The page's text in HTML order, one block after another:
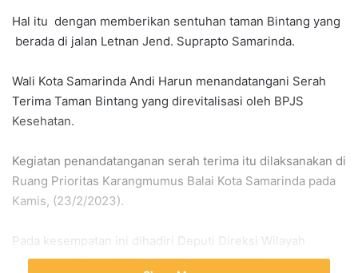
Hal itu dengan memberikan sentuhan taman Bintang yang
berada di jalan Letnan Jend. Suprapto Samarinda.
Wali Kota Samarinda Andi Harun menandatangani Serah
Terima Taman Bintang yang direvitalisasi oleh BPJS
Kesehatan.
Kegiatan penandatanganan serah terima itu dilaksanakan di
Ruang Prioritas Karangmumus Balai Kota Samarinda pada
Kamis, (23/2/2023).
Pada kesempatan ini dihadiri Deputi Direksi Wilayah
Kalimantan Timur, Kalimantan Tenggara, Kalimantan